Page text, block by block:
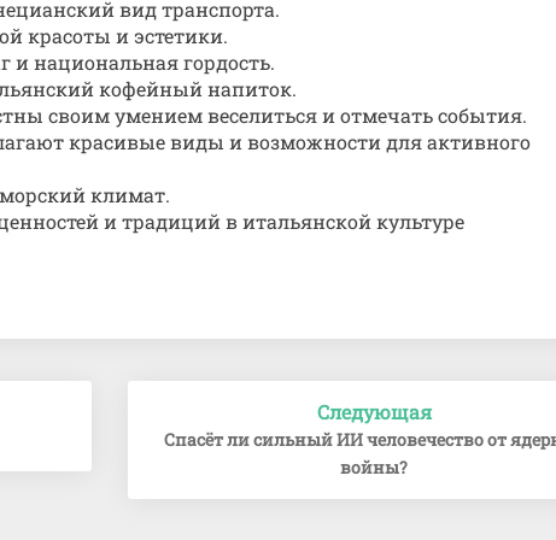
вид транспорта.
красоты и эстетики.
и национальная гордость.
кофейный напиток.
своим умением веселиться и отмечать события.
красивые виды и возможности для активного
климат.
и традиций в итальянской культуре
Следующая
Спасёт ли сильный ИИ человечество от
войны?